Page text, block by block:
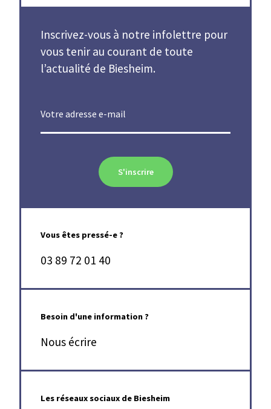
Inscrivez-vous à notre infolettre pour
vous tenir au courant de toute
l’actualité de Biesheim.
Votre adresse e-mail
S'inscrire
Vous êtes pressé-e ?
03 89 72 01 40
Besoin d'une information ?
Nous écrire
Les réseaux sociaux de Biesheim